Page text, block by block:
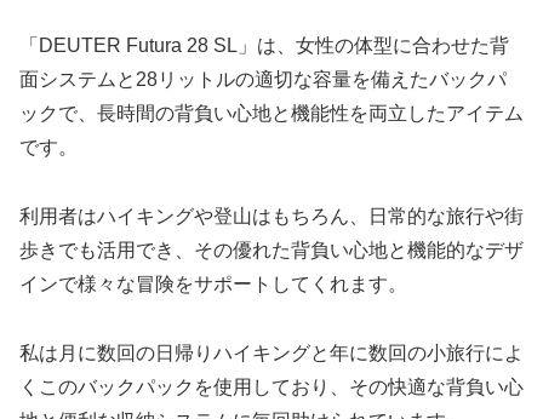
「DEUTER Futura 28 SL」は、女性の体型に合わせた背
面システムと28リットルの適切な容量を備えたバックパ
ックで、長時間の背負い心地と機能性を両立したアイテム
です。
利用者はハイキングや登山はもちろん、日常的な旅行や街
歩きでも活用でき、その優れた背負い心地と機能的なデザ
インで様々な冒険をサポートしてくれます。
私は月に数回の日帰りハイキングと年に数回の小旅行によ
くこのバックパックを使用しており、その快適な背負い心